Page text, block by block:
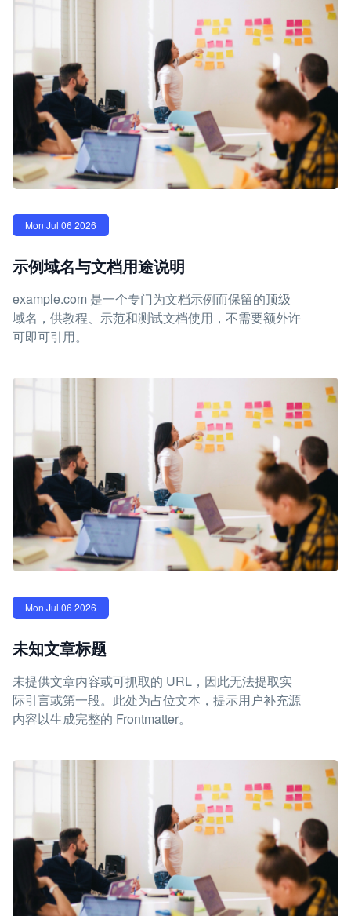
Mon Jul 06 2026
示例域名与文档用途说明
example.com 是一个专门为文档示例而保留的顶级
域名，供教程、示范和测试文档使用，不需要额外许
可即可引用。
Mon Jul 06 2026
未知文章标题
未提供文章内容或可抓取的 URL，因此无法提取实
际引言或第一段。此处为占位文本，提示用户补充源
内容以生成完整的 Frontmatter。